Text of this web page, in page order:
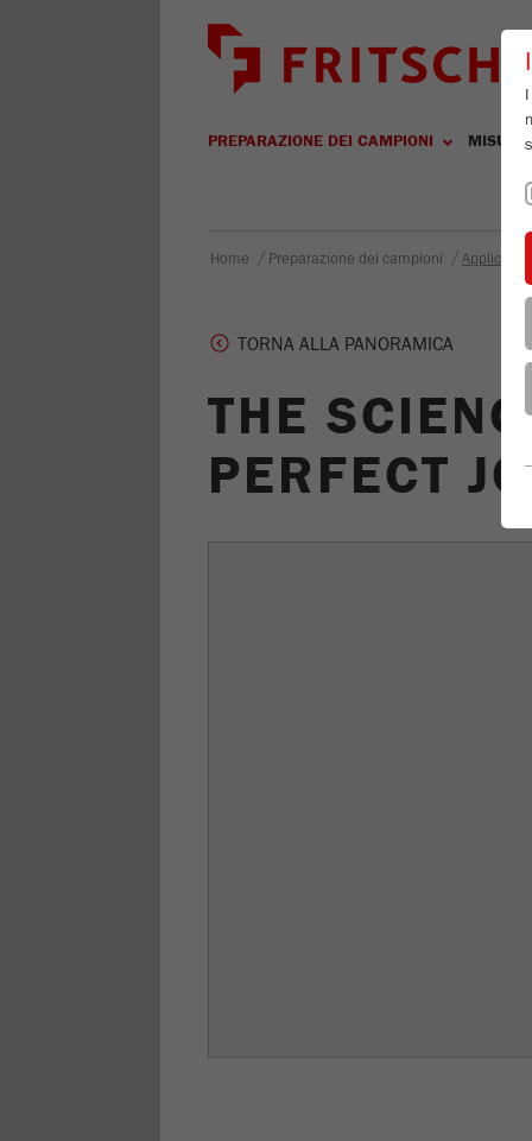
PREPARAZIONE DEI CAMPIONI MISURA
Home / Preparazione dei campioni /
TORNA ALLA PANORAMICA
THE
PERFECT